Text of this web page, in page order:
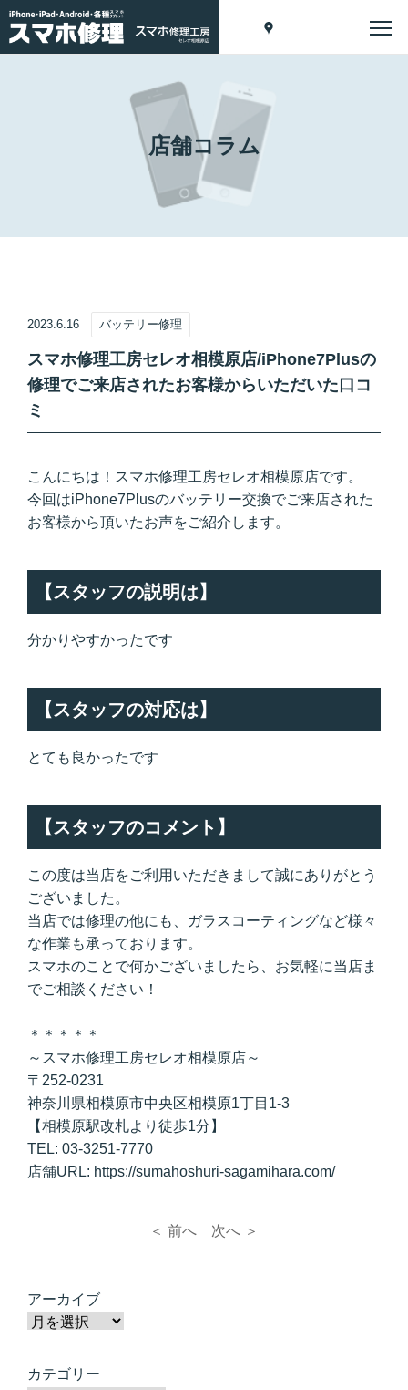
店舗コラム
2023.6.16 バッテリー修理
スマホ修理工房セレオ相模原店/iPhone7Plusの
修理でご来店されたお客様からいただいた口コ
ミ
こんにちは！スマホ修理工房セレオ相模原店です。
今回はiPhone7Plusのバッテリー交換でご来店された
お客様から頂いたお声をご紹介します。
【スタッフの説明は】
分かりやすかったです
【スタッフの対応は】
とても良かったです
【スタッフのコメント】
この度は当店をご利用いただきまして誠にありがとう
ございました。
当店では修理の他にも、ガラスコーティングなど様々
な作業も承っております。
スマホのことで何かございましたら、お気軽に当店ま
でご相談ください！
＊＊＊＊＊
～スマホ修理工房セレオ相模原店～
〒252-0231
神奈川県相模原市中央区相模原1丁目1-3
【相模原駅改札より徒歩1分】
TEL: 03-3251-7770
店舗URL: https://sumahoshuri-sagamihara.com/
＜ 前へ 次へ ＞
アーカイブ
カテゴリー